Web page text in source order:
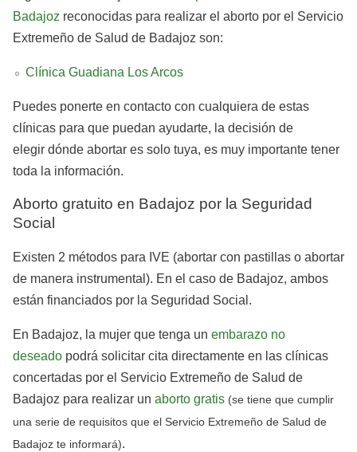
Badajoz reconocidas para realizar el aborto por el Servicio
Extremeño de Salud de Badajoz son:
Clínica Guadiana Los Arcos
Puedes ponerte en contacto con cualquiera de estas
clínicas para que puedan ayudarte, la decisión de
elegir dónde abortar es solo tuya, es muy importante tener
toda la información.
Aborto gratuito en Badajoz por la Seguridad
Social
Existen 2 métodos para IVE (abortar con pastillas o abortar
de manera instrumental). En el caso de Badajoz, ambos
están financiados por la Seguridad Social.
En Badajoz, la mujer que tenga un embarazo no
deseado podrá solicitar cita directamente en las clínicas
concertadas por el Servicio Extremeño de Salud de
Badajoz para realizar un aborto gratis (se tiene que cumplir
una serie de requisitos que el Servicio Extremeño de Salud de
Badajoz te informará).